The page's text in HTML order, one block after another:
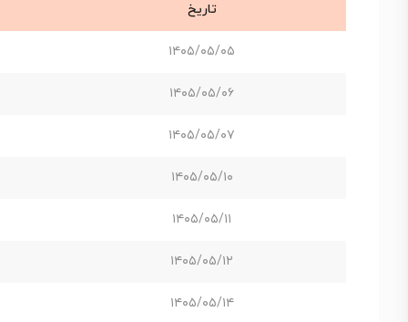
تاریخ
۱۴۰۵/۰۵/۰۵
۱۴۰۵/۰۵/۰۶
۱۴۰۵/۰۵/۰۷
۱۴۰۵/۰۵/۱۰
۱۴۰۵/۰۵/۱۱
۱۴۰۵/۰۵/۱۲
۱۴۰۵/۰۵/۱۴